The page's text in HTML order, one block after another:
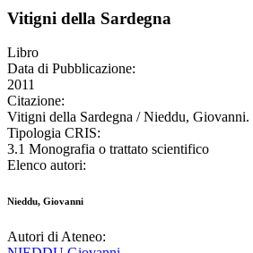
Vitigni della Sardegna
Libro
Data di Pubblicazione:
2011
Citazione:
Vitigni della Sardegna / Nieddu, Giovanni.
Tipologia CRIS:
3.1 Monografia o trattato scientifico
Elenco autori:
Nieddu, Giovanni
Autori di Ateneo: